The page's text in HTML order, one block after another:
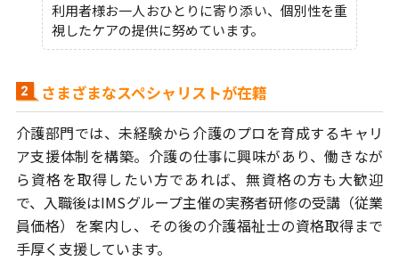
利用者様お一人おひとりに寄り添い、個別性を重
視したケアの提供に努めています。
さまざまなスペシャリストが在籍
介護部門では、未経験から介護のプロを育成するキャリ
ア支援体制を構築。 介護の仕事に興味があり、働きなが
ら資格を取得したい方であれば、無資格の方も大歓迎
で、入職後はIMSグループ主催の実務者研修の受講（従業
員価格）を案内し、その後の介護福祉士の資格取得まで
手厚く支援しています。